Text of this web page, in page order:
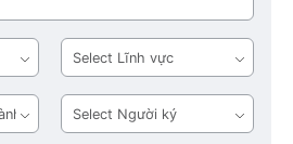
Lĩnh
vực
Người
ký